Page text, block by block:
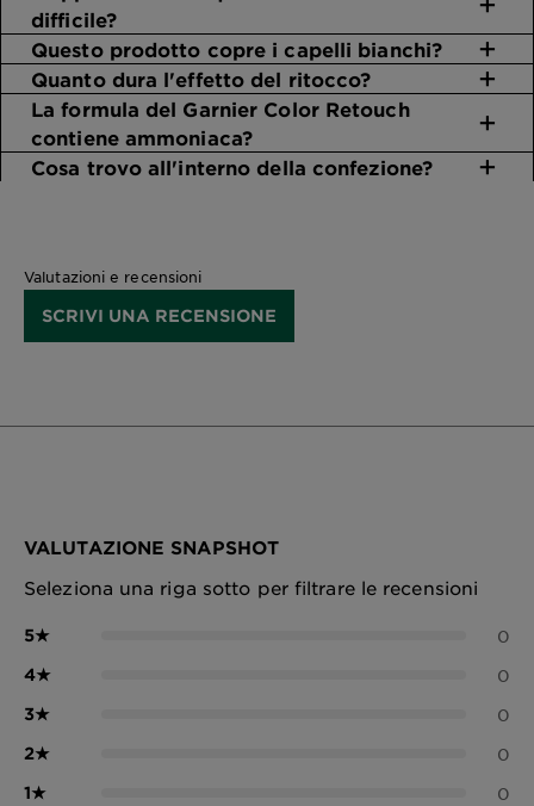
difficile?
Questo prodotto copre i capelli bianchi?
Quanto dura l'effetto del ritocco?
La formula del Garnier Color Retouch
contiene ammoniaca?
Cosa trovo all'interno della confezione?
Valutazioni e recensioni
SCRIVI UNA RECENSIONE
VALUTAZIONE SNAPSHOT
Seleziona una riga sotto per filtrare le recensioni
5★ 0
4★ 0
3★ 0
2★ 0
1★ 0